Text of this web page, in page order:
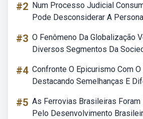
#2 Num Processo Judicial
Pode Desconsiderar A
#3 O Fenômeno Da Globalização
Diversos Segmentos Da
#4 Confronte O Epicurismo Com
Destacando Semelhanças E
#5 As Ferrovias Brasileiras
Pelo Desenvolvimento